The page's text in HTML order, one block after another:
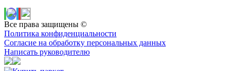
Все права защищены ©
Политика конфиденциальности
Согласие на обработку персональных данных
Написать руководителю